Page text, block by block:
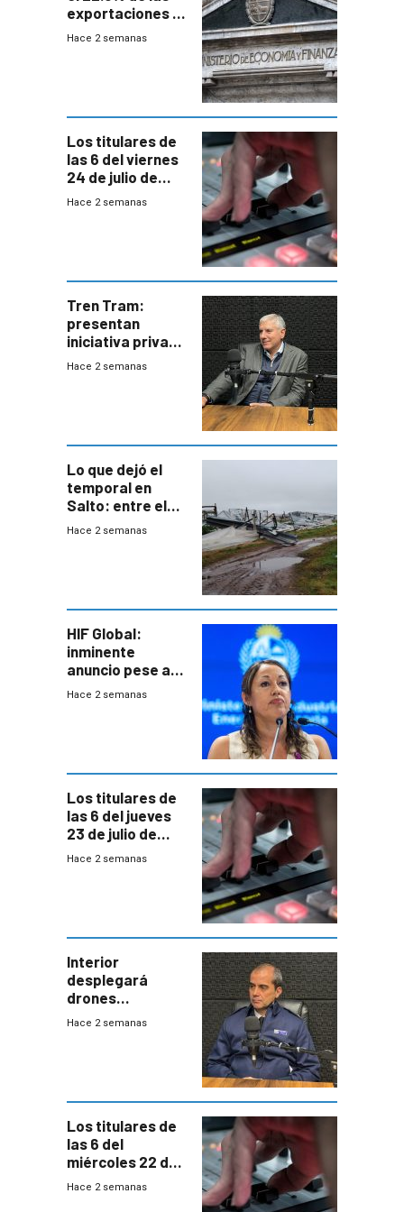
exportaciones a
EE.UU se verán
Hace 2 semanas
Los titulares de
las 6 del viernes
24 de julio de
2026
Hace 2 semanas
Tren Tram:
presentan
iniciativa privada
para una red de
Hace 2 semanas
Lo que dejó el
temporal en
Salto: entre el
impacto
Hace 2 semanas
HIF Global:
inminente
anuncio pese a
declaración de
gobierno
Hace 2 semanas
Los titulares de
las 6 del jueves
23 de julio de
2026
Hace 2 semanas
Interior
desplegará
drones
autónomos para
Hace 2 semanas
Los titulares de
las 6 del
miércoles 22 de
julio de 2026
Hace 2 semanas